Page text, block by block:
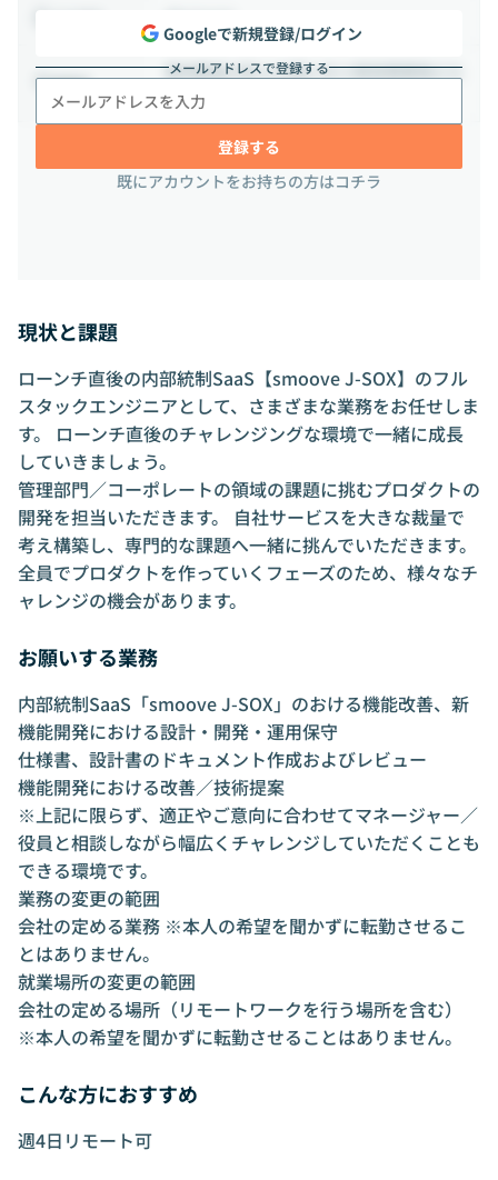
Googleで新規登録/ログイン
メールアドレスで登録する
登録する
既にアカウントをお持ちの方はコチラ
勤務地
東京都品川区上大崎2-25-2 新目黒東急ビル
9F
現状と課題
ローンチ直後の内部統制SaaS【smoove J-SOX】のフル
スタックエンジニアとして、さまざまな業務をお任せしま
す。 ローンチ直後のチャレンジングな環境で一緒に成長
していきましょう。
管理部門／コーポレートの領域の課題に挑むプロダクトの
開発を担当いただきます。 自社サービスを大きな裁量で
考え構築し、専門的な課題へ一緒に挑んでいただきます。
全員でプロダクトを作っていくフェーズのため、様々なチ
ャレンジの機会があります。
お願いする業務
内部統制SaaS「smoove J-SOX」のおける機能改善、新
機能開発における設計・開発・運用保守
仕様書、設計書のドキュメント作成およびレビュー
機能開発における改善／技術提案
※上記に限らず、適正やご意向に合わせてマネージャー／
役員と相談しながら幅広くチャレンジしていただくことも
できる環境です。
業務の変更の範囲
会社の定める業務 ※本人の希望を聞かずに転勤させるこ
とはありません。
就業場所の変更の範囲
会社の定める場所（リモートワークを行う場所を含む）
※本人の希望を聞かずに転勤させることはありません。
こんな方におすすめ
週4日リモート可